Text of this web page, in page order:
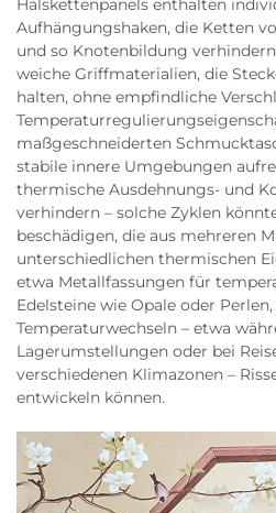
Halskettenpanels enthalten
Aufhängungshaken, die Ketten
und so Knotenbildung
weiche Griffmaterialien, die
halten, ohne empfindliche
maßgeschneiderten
stabile innere Umgebungen
thermische Ausdehnungs- und
verhindern – solche Zyklen
beschädigen, die aus mehreren
unterschiedlichen thermischen
etwa Metallfassungen für
Edelsteine wie Opale oder
Temperaturwechseln – etwa
Lagerumstellungen oder bei
verschiedenen Klimazonen –
entwickeln können.